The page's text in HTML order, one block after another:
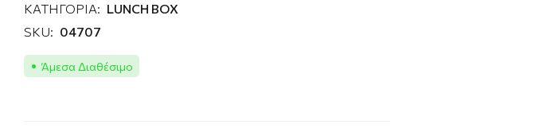
ΚΑΤΗΓΟΡΙΑ: LUNCH BOX
SKU: 04707
Άμεσα Διαθέσιμο